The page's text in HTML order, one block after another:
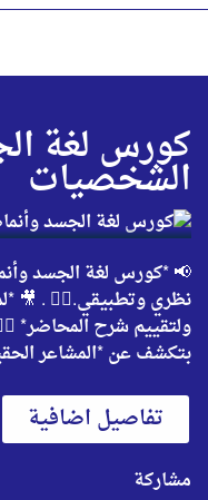
كورس لغة
الشخصيات
📢 *كورس لغة الجسد
نظري وتطبيقي.✌🏻 . 🎥
ولتقييم شرح المحاضر*
بتكشف عن *المشاعر
تفاصيل اضافية
مشاركة